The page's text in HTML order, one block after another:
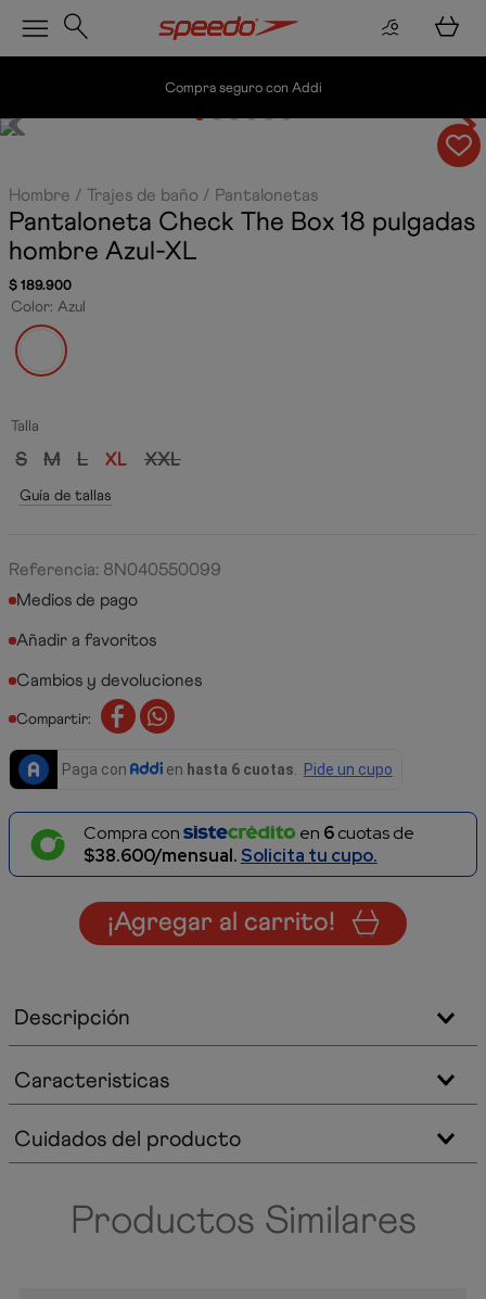
Envío gratis por compras superiores a
Hombre Trajes de baño Pantalonetas
Pantaloneta Check The Box 18 pulgadas
hombre Azul-XL
$189.900
Color: Azul
Talla
S M L XL XXL
Guía de tallas
Referencia: 8N040550099
Medios de pago
Cambios y devoluciones
Compartir:
Compra con en 6cuotas de
$38.600/mensual. Solicita tu cupo.
¡Agregar al carrito!
Descripción
Caracteristicas
Cuidados del producto
Productos Similares